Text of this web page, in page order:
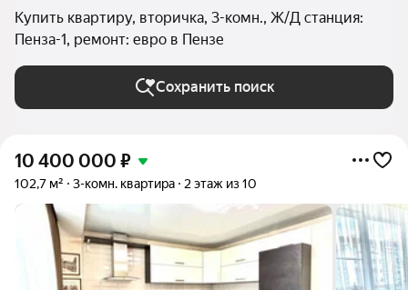
Купить квартиру, вторичка, 3-комн., Ж/Д станция:
Пенза-1, ремонт: евро в Пензе
Сохранить поиск
10 400 000 ₽
102,7 м² 3-комн. квартира 2 этаж из 10